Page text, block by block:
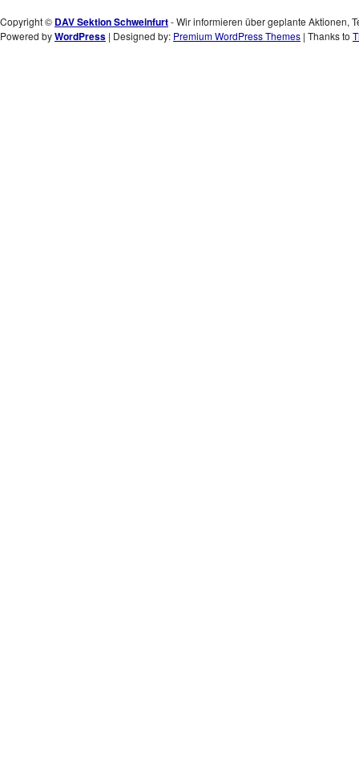
Copyright © DAV Sektion Schweinfurt- Wir informieren über geplante Aktionen,
Powered byWordPress | Designed by: Premium WordPress Themes | Thanks to